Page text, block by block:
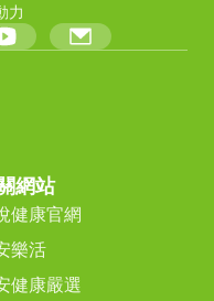
力
網站
健康官網
樂活
健康嚴選